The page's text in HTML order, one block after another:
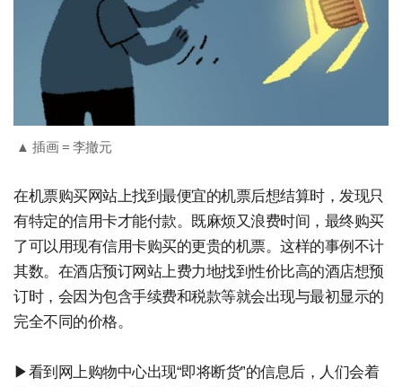
▲ 插画 = 李撤元
在机票购买网站上找到最便宜的机票后想结算时，发现只
有特定的信用卡才能付款。既麻烦又浪费时间，最终购买
了可以用现有信用卡购买的更贵的机票。这样的事例不计
其数。在酒店预订网站上费力地找到性价比高的酒店想预
订时，会因为包含手续费和税款等就会出现与最初显示的
完全不同的价格。
▶看到网上购物中心出现“即将断货”的信息后，人们会着